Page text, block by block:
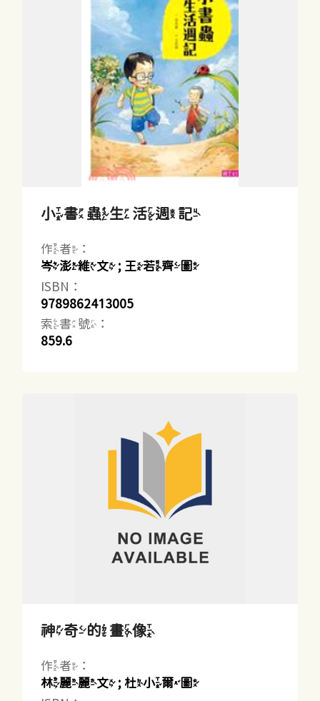
小書蟲生活週記
作者：
岑澎維文 ; 王若齊圖
ISBN：
9789862413005
索書號：
859.6
神奇的畫像
作者：
林麗麗文 ; 杜小爾圖